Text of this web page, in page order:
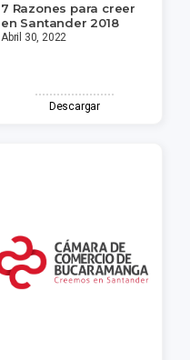
7 Razones para creer
en Santander 2018
Abril 30, 2022
Descargar